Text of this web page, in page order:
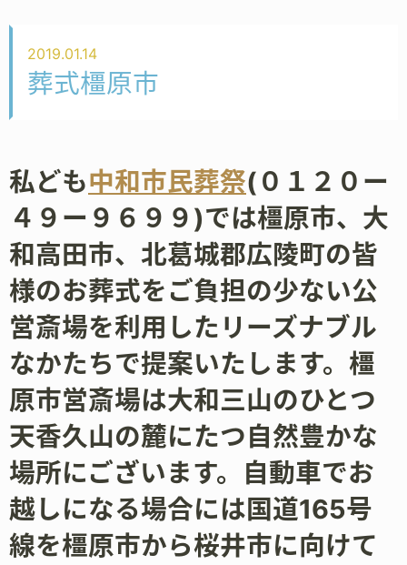
2019.01.14
葬式橿原市
私ども中和市民葬祭(０１２０ー
４９ー９６９９)では橿原市、大
和高田市、北葛城郡広陵町の皆
様のお葬式をご負担の少ない公
営斎場を利用したリーズナブル
なかたちで提案いたします。橿
原市営斎場は大和三山のひとつ
天香久山の麓にたつ自然豊かな
場所にございます。自動車でお
越しになる場合には国道165号
線を橿原市から桜井市に向けて